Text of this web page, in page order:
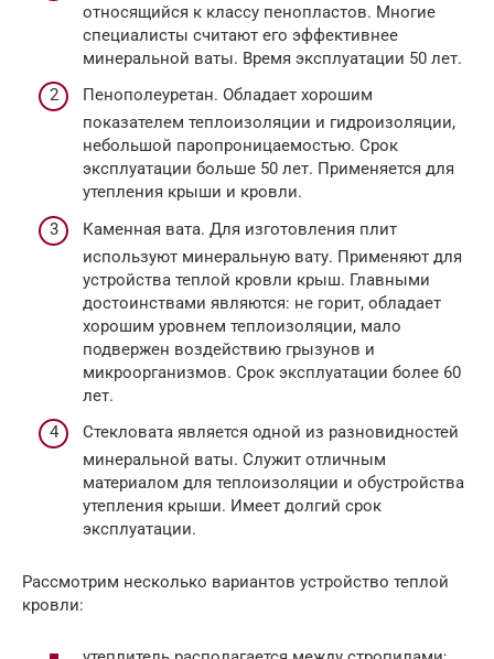
относящийся к классу пенопластов. Многие
специалисты считают его эффективнее
минеральной ваты. Время эксплуатации 50 лет.
Пенополеуретан. Обладает хорошим
показателем теплоизоляции и гидроизоляции,
небольшой паропроницаемостью. Срок
эксплуатации больше 50 лет. Применяется для
утепления крыши и кровли.
Каменная вата. Для изготовления плит
используют минеральную вату. Применяют для
устройства теплой кровли крыш. Главными
достоинствами являются: не горит, обладает
хорошим уровнем теплоизоляции, мало
подвержен воздействию грызунов и
микроорганизмов. Срок эксплуатации более 60
лет.
Стекловата является одной из разновидностей
минеральной ваты. Служит отличным
материалом для теплоизоляции и обустройства
утепления крыши. Имеет долгий срок
эксплуатации.
Рассмотрим несколько вариантов устройство теплой
кровли: